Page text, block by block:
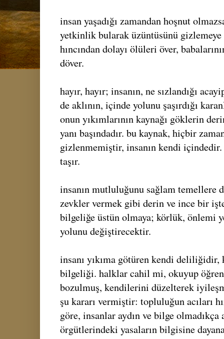
insan yaşadığı zamandan hoşnut
yetkinlik bularak üzüntüsünü gizlemeye
hıncından dolayı ölüleri över,
döver.
hayır, hayır; insanın, ne sızlandığı
de aklının, içinde yolunu şaşırdığı
onun yıkımlarının kaynağı göklerin
yanı başındadır. bu kaynak, hiçbir
gizlenmemiştir, insanın kendi
taşır.
insanın mutluluğunu sağlam temellere
zevkler vermek gibi derin ve ince bir
bilgeliğe üstün olmaya; körlük, önlemi
yolunu değiştirecektir.
insanı yıkıma götüren kendi
bilgeliği. halklar cahil mi, okuyup
bozulmuş, kendilerini düzelterek
şu kararı vermiştir: topluluğun acıları
göre, insanlar aydın ve bilge
örgütlerindeki yasaların bilgisine